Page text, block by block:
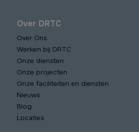
Over DRTC
Over Ons
Werken bij DRTC
Onze diensten
Onze projecten
Onze faciliteiten en diensten
Nieuws
Blog
Locaties